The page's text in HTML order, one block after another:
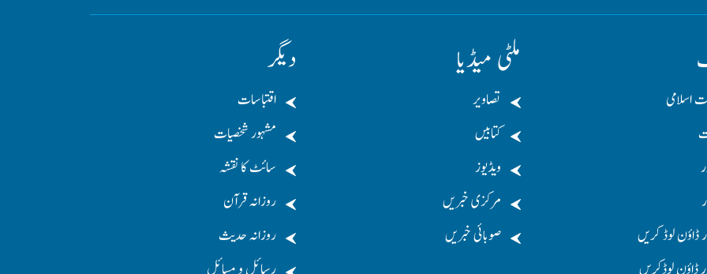
اسلامی
ڈاؤن لوڈ کریں
ملٹی میڈیا
تصاویر
کتابیں
ویڈیوز
مرکزی خبریں
صوبائی خبریں
دیگر
اقتباسات
مشہور شخصیات
سائٹ کا نقشہ
روزانہ قرآن
روزانہ حدیث